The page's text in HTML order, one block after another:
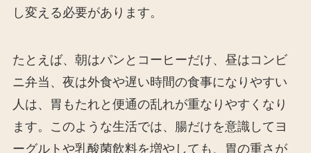
し変える必要があります。
たとえば、朝はパンとコーヒーだけ、昼はコンビ
ニ弁当、夜は外食や遅い時間の食事になりやすい
人は、胃もたれと便通の乱れが重なりやすくなり
ます。このような生活では、腸だけを意識してヨ
ーグルトや乳酸菌飲料を増やしても、胃の重さが